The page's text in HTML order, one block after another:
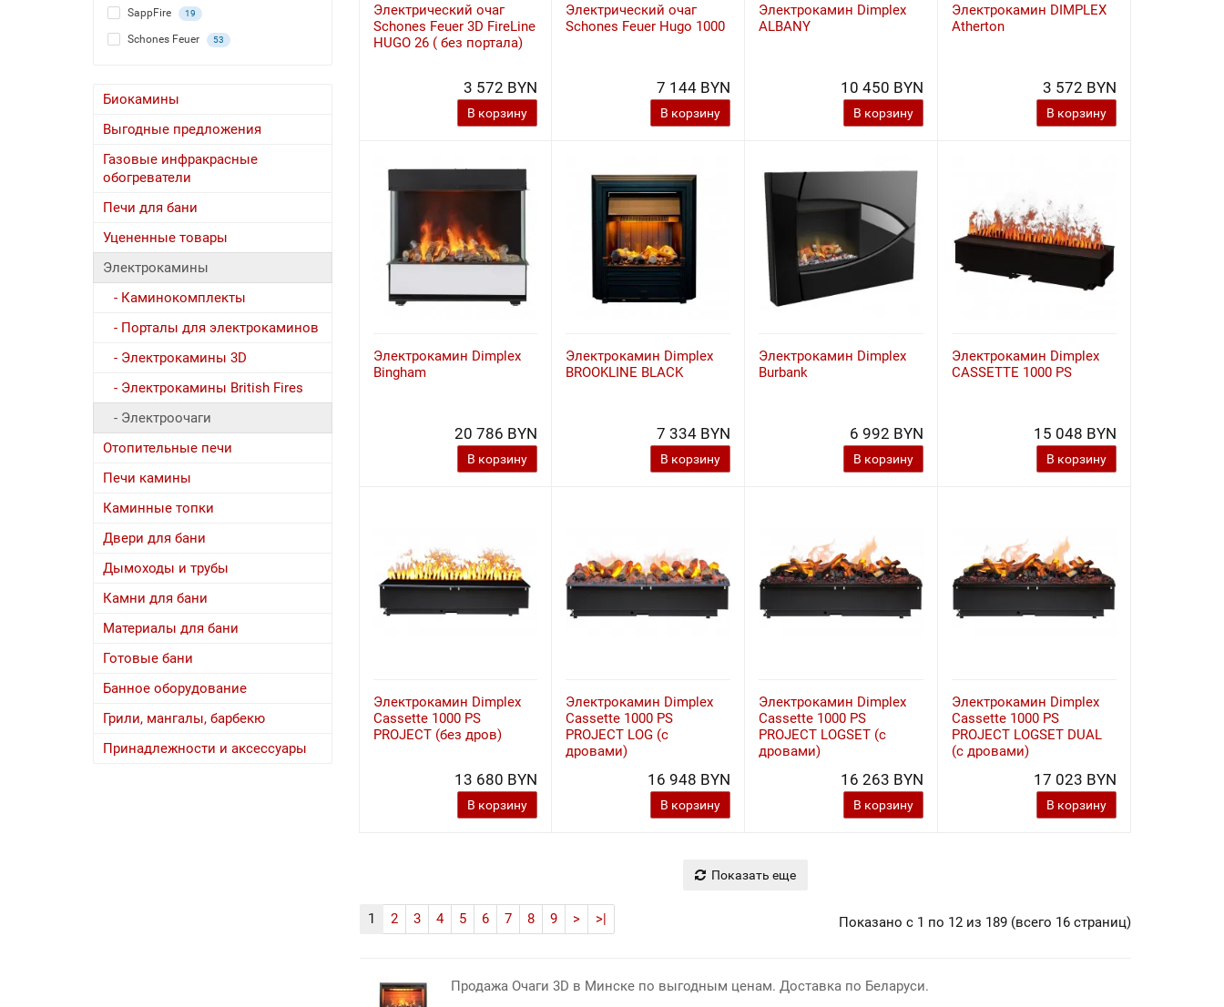
SappFire 19
Schones Feuer 53
Биокамины
Выгодные предложения
Газовые инфракрасные
обогреватели
Печи для бани
Уцененные товары
Электрокамины
- Каминокомплекты
- Порталы для электрокаминов
- Электрокамины 3D
- Электрокамины British Fires
- Электроочаги
Отопительные печи
Печи камины
Каминные топки
Двери для бани
Дымоходы и трубы
Камни для бани
Материалы для бани
Готовые бани
Банное оборудование
Грили, мангалы, барбекю
Принадлежности и аксессуары
Электрический очаг
Schones Feuer 3D FireLine
HUGO 26 ( без портала)
3 572 BYN
В корзину
Электрический очаг
Schones Feuer Hugo 1000
7 144 BYN
В корзину
Электрокамин Dimplex
ALBANY
10 450 BYN
В корзину
Электрокамин DIMPLEX
Atherton
3 572 BYN
В корзину
Электрокамин Dimplex
Bingham
20 786 BYN
В корзину
Электрокамин Dimplex
BROOKLINE BLACK
7 334 BYN
В корзину
Электрокамин Dimplex
Burbank
6 992 BYN
В корзину
Электрокамин Dimplex
CASSETTE 1000 PS
15 048 BYN
В корзину
Электрокамин Dimplex
Cassette 1000 PS
PROJECT (без дров)
13 680 BYN
В корзину
Электрокамин Dimplex
Cassette 1000 PS
PROJECT LOG (с
дровами)
16 948 BYN
В корзину
Электрокамин Dimplex
Cassette 1000 PS
PROJECT LOGSET (с
дровами)
16 263 BYN
В корзину
Электрокамин Dimplex
Cassette 1000 PS
PROJECT LOGSET DUAL
(с дровами)
17 023 BYN
В корзину
Показать еще
1 2 3 4 5 6 7 8 9 > >| Показано с 1 по 12 из 189 (всего 16 страниц)
Продажа Очаги 3D в Минске по выгодным ценам. Доставка по Беларуси.